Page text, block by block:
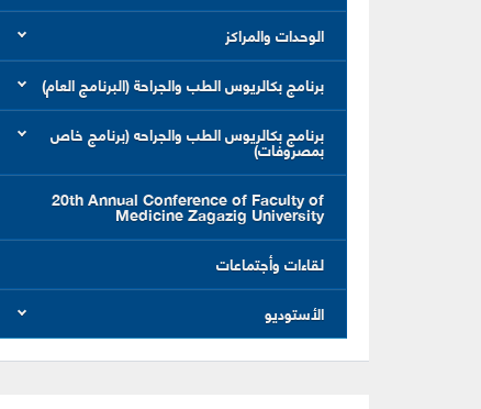
الوحدات والمراكز
برنامج بكالريوس الطب والجراحة (البرنامج العام)
برنامج بكالريوس الطب والجراحه (برنامج خاص
بمصروفات)
20th Annual Conference of Faculty of
Medicine Zagazig University
لقاءات وأجتماعات
الأستوديو